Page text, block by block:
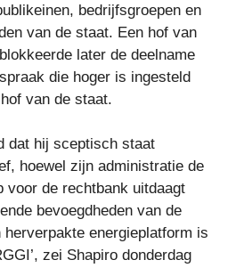
bedrijfsgroepen en
van de staat. Een hof van
later de deelname
die hoger is ingesteld
van de staat.
dat hij sceptisch staat
hoewel zijn administratie de
voor de rechtbank uitdaagt
bevoegdheden van de
energieplatform is
zei Shapiro donderdag